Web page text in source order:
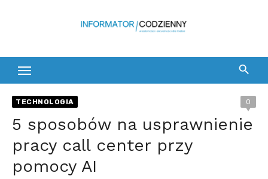
TECHNOLOGIA 0
5 sposobów na usprawnienie
pracy call center przy
pomocy AI